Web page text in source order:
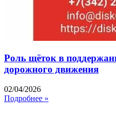
Роль щёток в
дорожного движения
02/04/2026
Подробнее »